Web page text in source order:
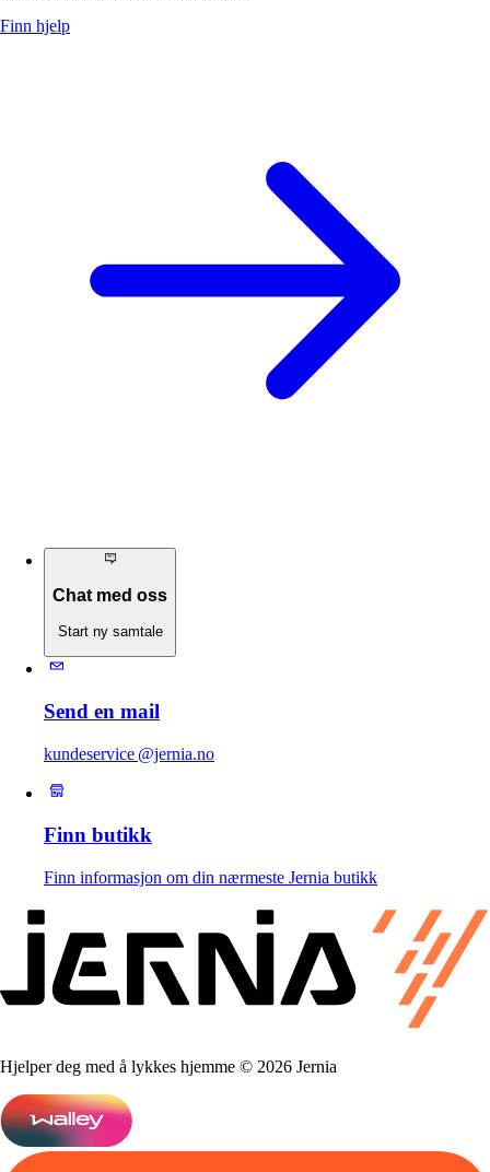
Finn hjelp
Chat med oss
Start ny samtale
Send en mail
kundeservice @jernia.no
Finn butikk
Finn informasjon om din nærmeste Jernia butikk
Hjelper deg med å lykkes hjemme © 2026 Jernia